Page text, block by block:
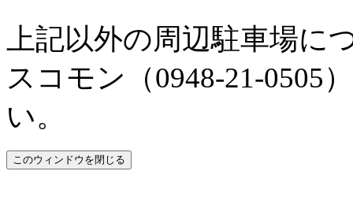
上記以外の周辺駐車場に
スコモン（0948-21-0505
い。